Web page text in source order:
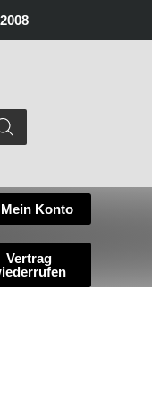
Mein Konto
Vertrag